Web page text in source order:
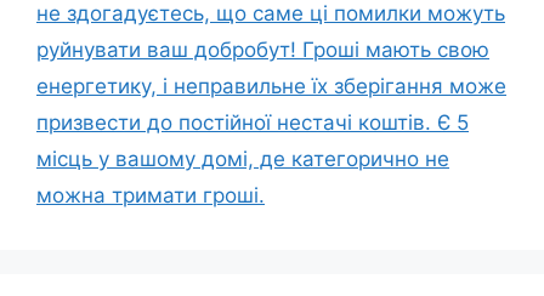
не здогадуєтесь, що саме ці помилки можуть
руйнувати ваш добробут! Гроші мають свою
енергетику, і неправильне їх зберігання може
призвести до постійної нестачі коштів. Є 5
місць у вашому домі, де категорично не
можна тримати гроші.